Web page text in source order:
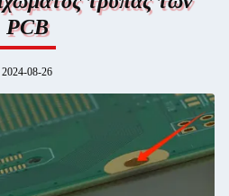
PCB
2024-08-26